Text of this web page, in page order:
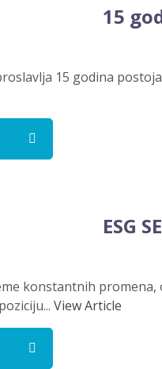
15
15 godina
ESG
konstantnih
View Article